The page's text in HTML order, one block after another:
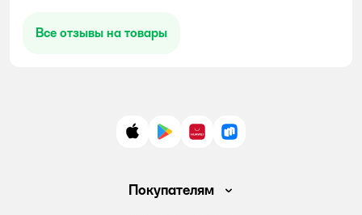
Все отзывы на товары
App StoreGoogle Play
AppGallery
RuStore
Покупателям